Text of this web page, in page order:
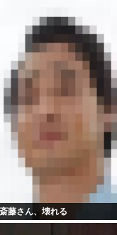
藤さん、壊れる